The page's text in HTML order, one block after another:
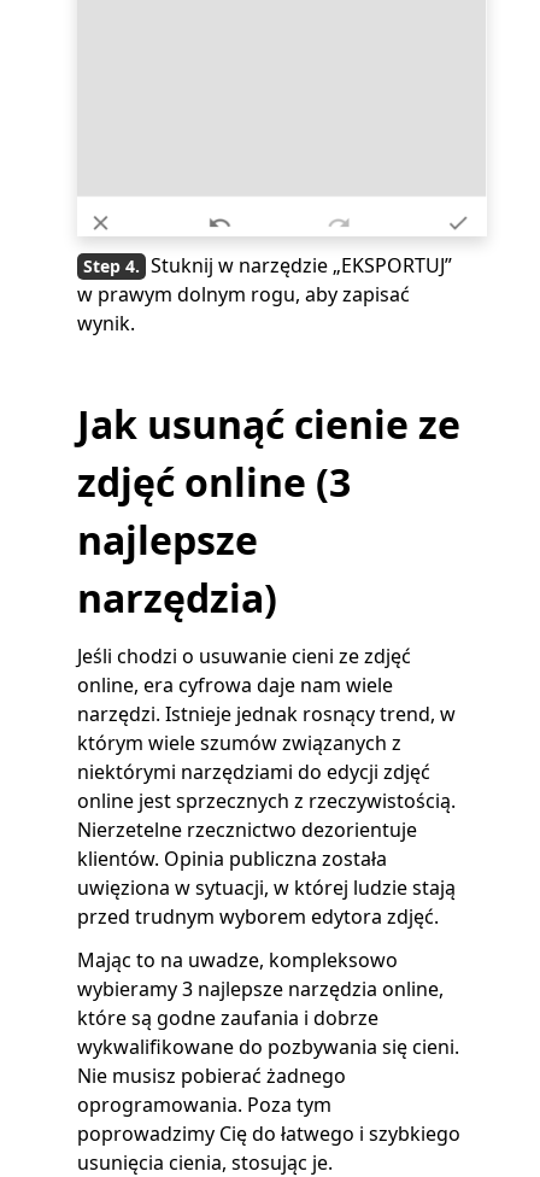
Stuknij w narzędzie „EKSPORTUJ”
w prawym dolnym rogu, aby zapisać
wynik.
Jak usunąć cienie ze
zdjęć online (3
najlepsze
narzędzia)
Jeśli chodzi o usuwanie cieni ze zdjęć
online, era cyfrowa daje nam wiele
narzędzi. Istnieje jednak rosnący trend, w
którym wiele szumów związanych z
niektórymi narzędziami do edycji zdjęć
online jest sprzecznych z rzeczywistością.
Nierzetelne rzecznictwo dezorientuje
klientów. Opinia publiczna została
uwięziona w sytuacji, w której ludzie stają
przed trudnym wyborem edytora zdjęć.
Mając to na uwadze, kompleksowo
wybieramy 3 najlepsze narzędzia online,
które są godne zaufania i dobrze
wykwalifikowane do pozbywania się cieni.
Nie musisz pobierać żadnego
oprogramowania. Poza tym
poprowadzimy Cię do łatwego i szybkiego
usunięcia cienia, stosując je.